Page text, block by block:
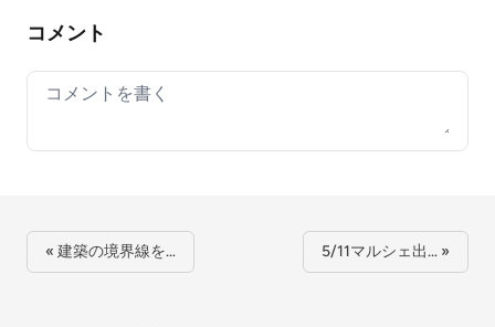
コメント
Your comment
« 建築の境界線を… 5/11マルシェ出… »